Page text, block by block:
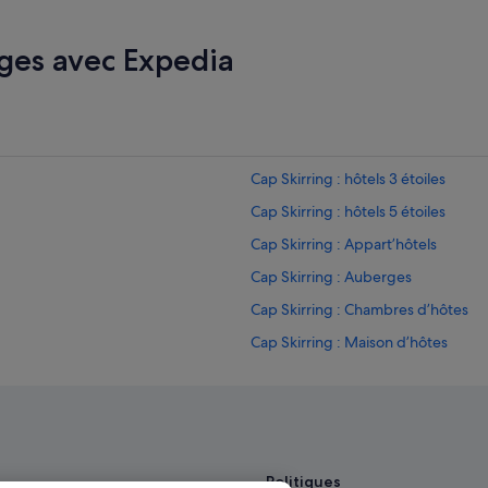
avec Expedia
Cap Skirring : hôtels 3 étoiles
Cap Skirring : hôtels 5 étoiles
Cap Skirring : Appart’hôtels
Cap Skirring : Auberges
Cap Skirring : Chambres d’hôtes
Cap Skirring : Maison d’hôtes
Cap Skirring : hôtels Hôtels de luxe
Politiques